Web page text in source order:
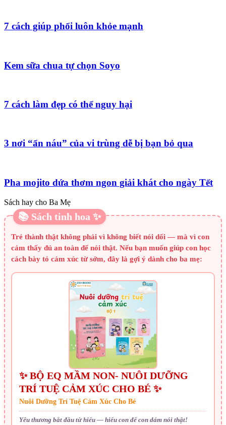
7 cách giúp phổi luôn khỏe mạnh
Kem sữa chua tự chọn Soyo
7 cách làm đẹp có thể nguy hại
3 nơi “ẩn náu” của vi trùng dễ bị bạn bỏ qua
Pha mojito dứa thơm ngon giải khát cho ngày Tết
Sách hay cho Ba Mẹ
📚 Sách tinh hoa ✨
Trẻ thành thật không phải vì không biết nói dối — mà vì con
cảm thấy đủ an toàn để nói thật. Nếu bạn muốn giúp con học
cách bày tỏ cảm xúc từ sớm, đây là gợi ý dành cho ba mẹ:
✨ BỘ EQ MẦM NON- NUÔI DƯỠNG
TRÍ TUỆ CẢM XÚC CHO BÉ ✨
Nuôi Dưỡng Trí Tuệ Cảm Xúc Cho Bé
Yêu thương bắt đầu từ hiểu — hiểu con để con dám nói thật!